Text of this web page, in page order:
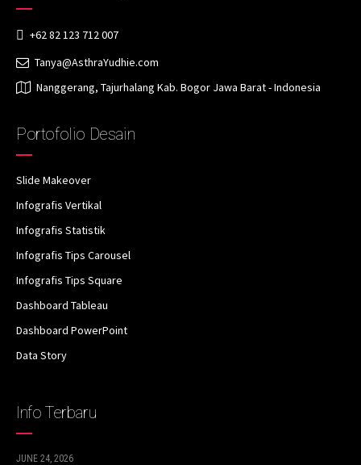
+62 82 123 712 007
Tanya@AsthraYudhie.com
Nanggerang, Tajurhalang Kab. Bogor Jawa Barat - Indonesia
Portofolio Desain
Slide Makeover
Infografis Vertikal
Infografis Statistik
Infografis Tips Carousel
Infografis Tips Square
Dashboard Tableau
Dashboard PowerPoint
Data Story
Info Terbaru
JUNE 24, 2026